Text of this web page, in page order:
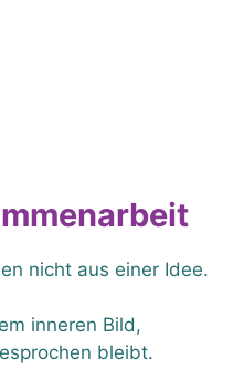
nicht aus einer Idee.
inneren Bild,
bleibt.